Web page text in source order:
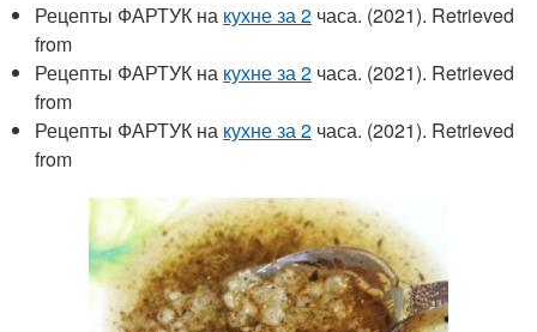
Рецепты ФАРТУК на кухне за 2 часа. (2021). Retrieved
from
Рецепты ФАРТУК на кухне за 2 часа. (2021). Retrieved
from
Рецепты ФАРТУК на кухне за 2 часа. (2021). Retrieved
from